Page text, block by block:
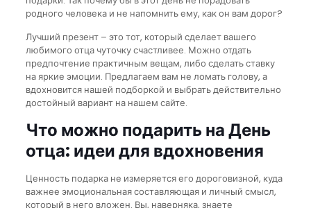
родного человека и не напомнить ему, как он вам дорог?
Лучший презент – это тот, который сделает вашего
любимого отца чуточку счастливее. Можно отдать
предпочтение практичным вещам, либо сделать ставку
на яркие эмоции. Предлагаем вам не ломать голову, а
вдохновится нашей подборкой и выбрать действительно
достойный вариант на нашем сайте.
Что можно подарить на День
отца: идеи для вдохновения
Ценность подарка не измеряется его дороговизной, куда
важнее эмоциональная составляющая и личный смысл,
который в него вложен. Вы, наверняка, знаете